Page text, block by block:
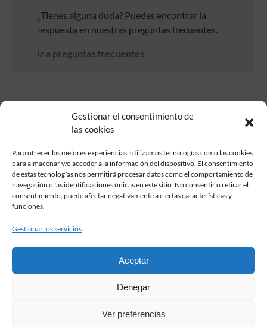
Gestionar el consentimiento de
las cookies
Para ofrecer las mejores experiencias, utilizamos tecnologías como las cookies
para almacenar y/o acceder a la información del dispositivo. El consentimiento
de estas tecnologías nos permitirá procesar datos como el comportamiento de
navegación o las identificaciones únicas en este sitio. No consentir o retirar el
consentimiento, puede afectar negativamente a ciertas características y
funciones.
Gestionar los servicios
Aceptar
Denegar
Ver preferencias
¿Tienes alguna duda? Puedes encontrar la
respuesta en nuestras preguntas frecuentes.
Ir a preguntas frecuentes
Fundación Pastor de Estudios Clásicos
Calle Serrano, 107. Madrid, 28006.
915617236
2026 Todos los derechos reservados © Fundación Pastor. Sitio web
Condiciones de contratación
Aviso legal